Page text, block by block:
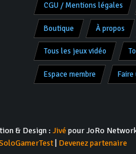
CGU / Mentions légales
Boutique À propos
Tous les jeux vidéo
Espace membre Faire
& Design : Jivépour JoRo
| Devenez partenaire